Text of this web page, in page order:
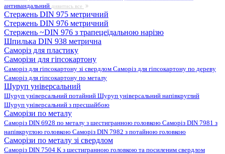
антивандальний дивитись все
Стержень DIN 975 метричний
Стержень DIN 976 метричний
Стержень ~DIN 976 з трапецеїдальною нарізю
Шпилька DIN 938 метрична
Саморіз для пластику
Саморізи для гіпсокартону
Саморіз для гіпсокартону зі свердлом Саморіз для гіпсокартону по дереву
Саморіз для гіпсокартону по металу
Шуруп універсальний
Шуруп універсальний потайний Шуруп універсальний напівкруглий
Шуруп універсальний з пресшайбою
Саморізи по металу
Саморіз DIN 6928 по металу з шестигранною головкою Саморіз DIN 7981 з
напівкруглою головкою Саморіз DIN 7982 з потайною головкою
Саморізи по металу зі свердлом
Саморіз DIN 7504 K з шестигранною головкою та посиленим свердлом